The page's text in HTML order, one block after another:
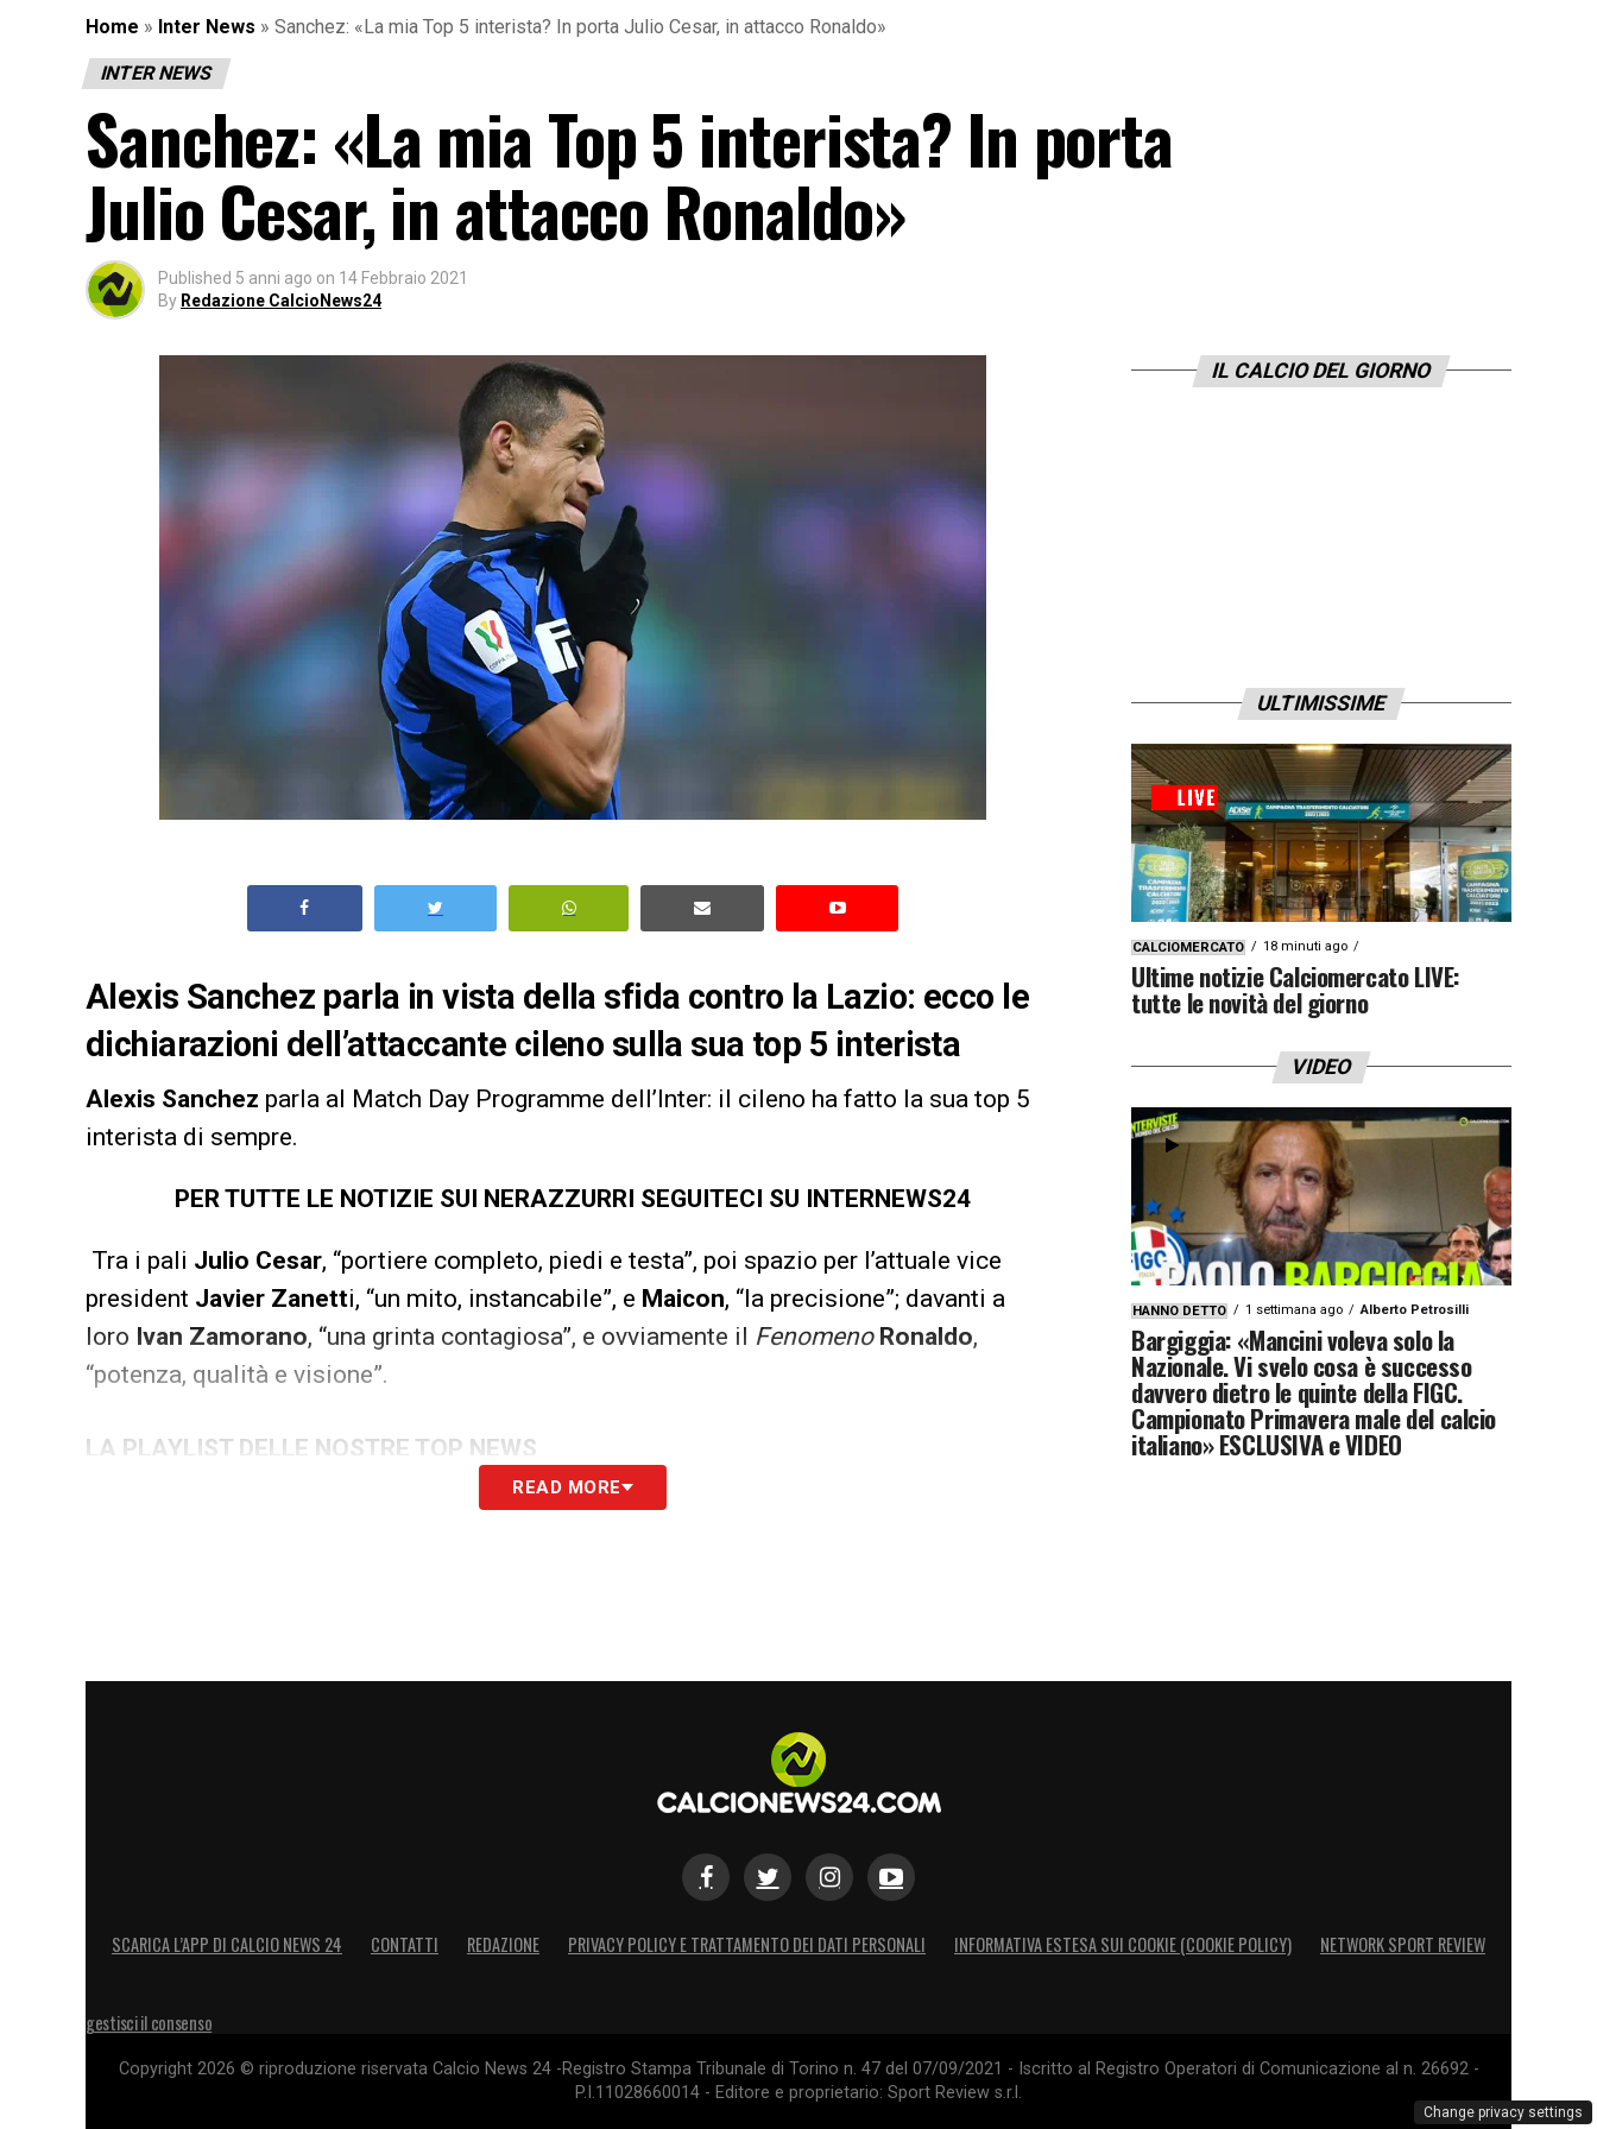
Home » Inter News » Sanchez: «La mia Top 5 interista? In porta Julio Cesar, in attacco Ronaldo»
INTER NEWS
Sanchez: «La mia Top 5 interista? In porta
Julio Cesar, in attacco Ronaldo»
Published 5 anni ago on 14 Febbraio 2021
By Redazione CalcioNews24
Alexis Sanchez parla in vista della sfida contro la Lazio: ecco le
dichiarazioni dell’attaccante cileno sulla sua top 5 interista
Alexis Sanchez parla al Match Day Programme dell’Inter: il cileno ha fatto la sua top 5
interista di sempre.
PER TUTTE LE NOTIZIE SUI NERAZZURRI SEGUITECI SU INTERNEWS24
Tra i pali Julio Cesar, “portiere completo, piedi e testa”, poi spazio per l’attuale vice
president Javier Zanetti, “un mito, instancabile”, e Maicon, “la precisione”; davanti a
loro Ivan Zamorano, “una grinta contagiosa”, e ovviamente il FenomenoRonaldo,
“potenza, qualità e visione”.
LA PLAYLIST DELLE NOSTRE TOP NEWS
READ MORE
IL CALCIO DEL GIORNO
ULTIMISSIME
CALCIOMERCATO 18 minuti ago
Ultime notizie Calciomercato LIVE:
tutte le novità del giorno
VIDEO
HANNO DETTO 1 settimana ago Alberto Petrosilli
Bargiggia: «Mancini voleva solo la
Nazionale. Vi svelo cosa è successo
davvero dietro le quinte della FIGC.
Campionato Primavera male del calcio
italiano» ESCLUSIVA e VIDEO
SCARICA L’APP DI CALCIO NEWS 24 CONTATTI REDAZIONE PRIVACY POLICY E TRATTAMENTO DEI DATI PERSONALI INFORMATIVA ESTESA SUI COOKIE (COOKIE POLICY) NETWORK SPORT REVIEW
gestisci il consenso
Copyright 2026 © riproduzione riservata Calcio News 24 -Registro Stampa Tribunale di Torino n. 47 del 07/09/2021 - Iscritto al Registro Operatori di Comunicazione al n. 26692 -
P.I.11028660014 - Editore e proprietario: Sport Review s.r.l.
Change privacy settings